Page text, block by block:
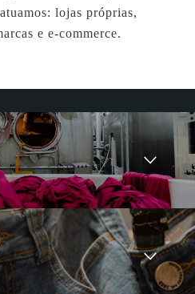
lojas próprias,
e e-commerce.